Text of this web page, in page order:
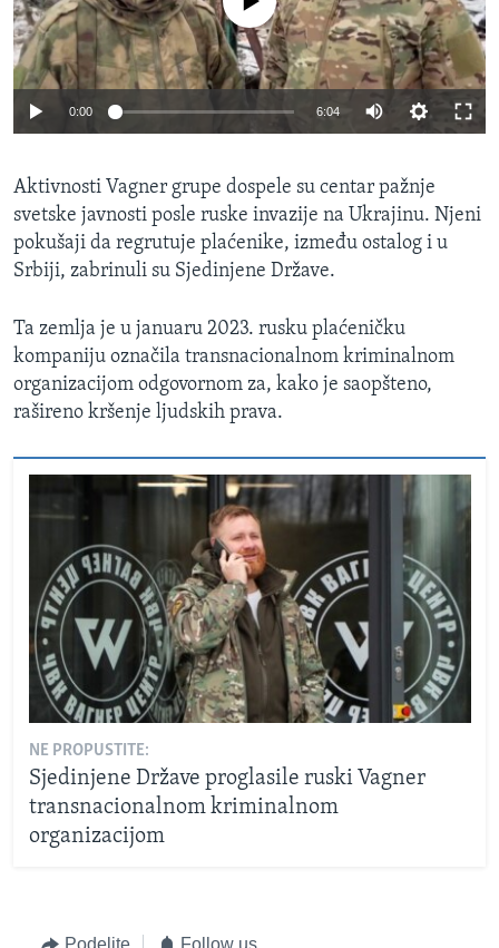
0:00 6:04
Aktivnosti Vagner grupe dospele su centar pažnje
svetske javnosti posle ruske invazije na Ukrajinu. Njeni
pokušaji da regrutuje plaćenike, između ostalog i u
Srbiji, zabrinuli su Sjedinjene Države.
Ta zemlja je u januaru 2023. rusku plaćeničku
kompaniju označila transnacionalnom kriminalnom
organizacijom odgovornom za, kako je saopšteno,
rašireno kršenje ljudskih prava.
NE PROPUSTITE:
Sjedinjene Države proglasile ruski Vagner
transnacionalnom kriminalnom
organizacijom
Podelite Follow us